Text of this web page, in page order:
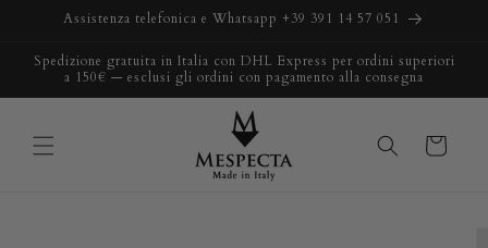
direttamente
Assistenza telefonica e Whatsapp +39 391 14 57 051
Spedizione gratuita in Italia con DHL Express per ordini superiori
a 150€ — esclusi gli ordini con pagamento alla consegna
Carrello